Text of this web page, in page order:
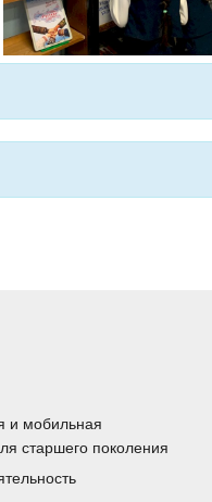
и мобильная
старшего поколения